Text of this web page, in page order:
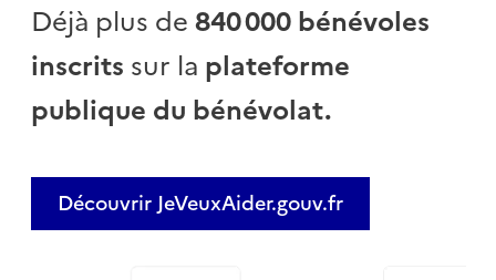
Déjà plus de840 000 bénévoles
inscrits sur la plateforme
publique du bénévolat.
Découvrir JeVeuxAider.gouv.fr